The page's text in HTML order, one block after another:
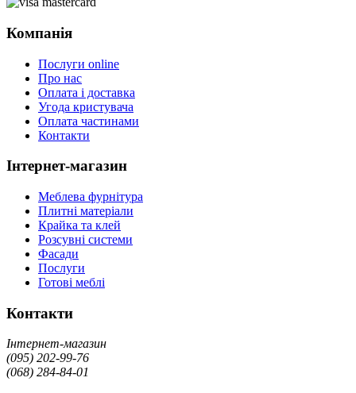
Компанія
Послуги online
Про нас
Оплата і доставка
Угода кристувача
Оплата частинами
Контакти
Інтернет-магазин
Меблева фурнітура
Плитні матеріали
Крайка та клей
Розсувні системи
Фасади
Послуги
Готові меблі
Контакти
Інтернет-магазин
(095) 202-99-76
(068) 284-84-01